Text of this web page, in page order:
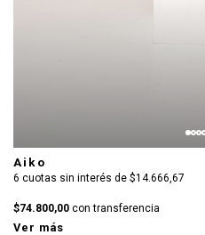
Aiko
6 cuotas sin interés de $14.666,67
$74.800,00 con transferencia
Ver más